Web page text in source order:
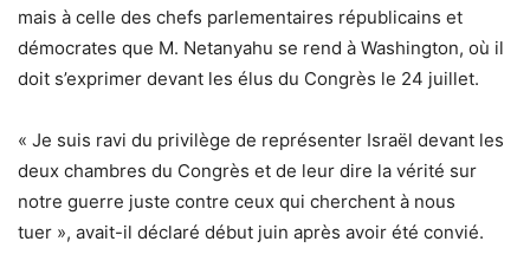
mais à celle des chefs parlementaires républicains et
démocrates que M. Netanyahu se rend à Washington, où il
doit s’exprimer devant les élus du Congrès le 24 juillet.
« Je suis ravi du privilège de représenter Israël devant les
deux chambres du Congrès et de leur dire la vérité sur
notre guerre juste contre ceux qui cherchent à nous
tuer », avait-il déclaré début juin après avoir été convié.